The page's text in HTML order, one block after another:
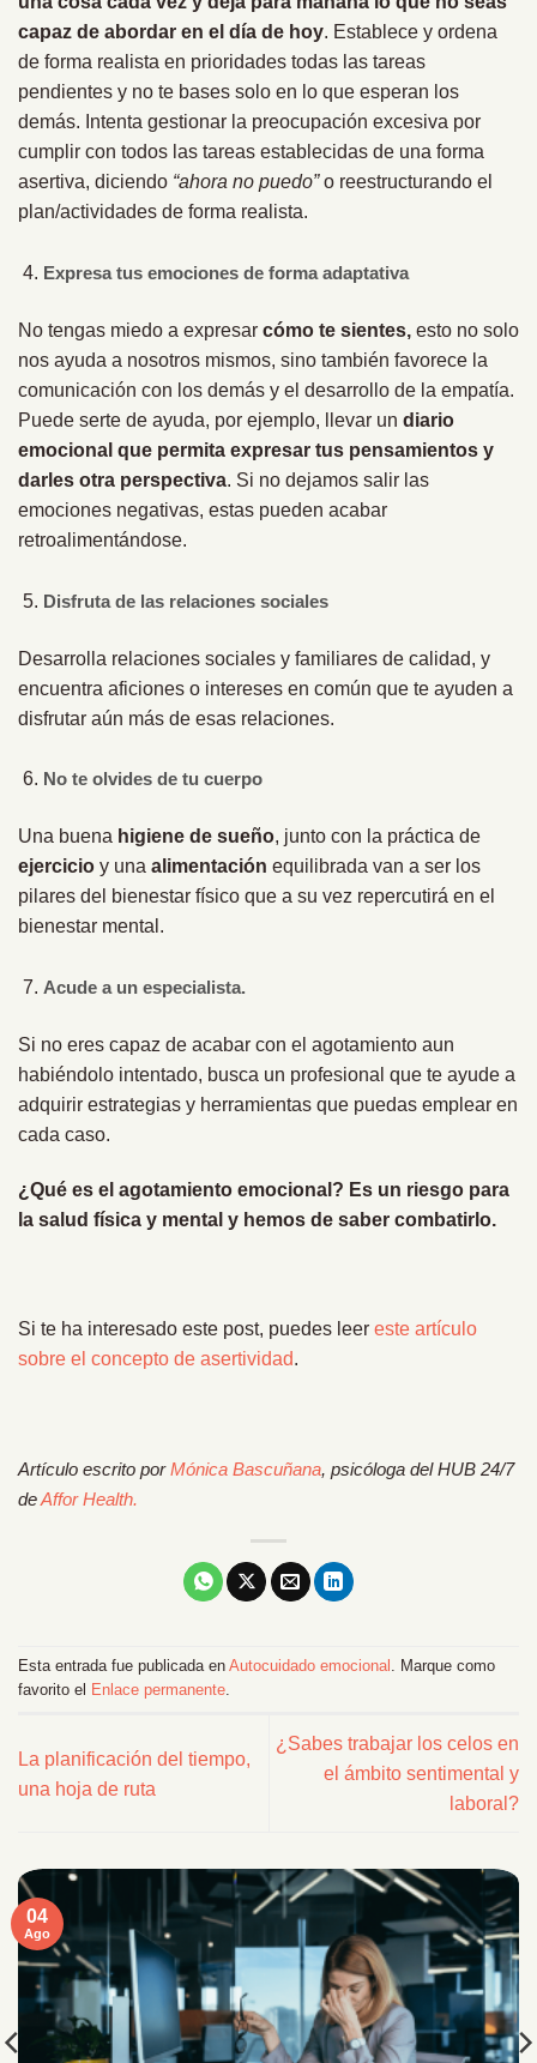
capaz de abordar en el día de hoy. Establece y ordena
de forma realista en prioridades todas las tareas
pendientes y no te bases solo en lo que esperan los
demás. Intenta gestionar la preocupación excesiva por
cumplir con todos las tareas establecidas de una forma
asertiva, diciendo “ahora no puedo”o reestructurando el
plan/actividades de forma realista.
Expresa tus emociones de forma adaptativa
No tengas miedo a expresar cómo te sientes, esto no solo
nos ayuda a nosotros mismos, sino también favorece la
comunicación con los demás y el desarrollo de la empatía.
Puede serte de ayuda, por ejemplo, llevar un diario
emocional que permita expresar tus pensamientos y
darles otra perspectiva. Si no dejamos salir las
emociones negativas, estas pueden acabar
retroalimentándose.
Disfruta de las relaciones sociales
Desarrolla relaciones sociales y familiares de calidad, y
encuentra aficiones o intereses en común que te ayuden a
disfrutar aún más de esas relaciones.
No te olvides de tu cuerpo
Una buena higiene de sueño, junto con la práctica de
ejercicio y una alimentación equilibrada van a ser los
pilares del bienestar físico que a su vez repercutirá en el
bienestar mental.
Acude a un especialista.
Si no eres capaz de acabar con el agotamiento aun
habiéndolo intentado, busca un profesional que te ayude a
adquirir estrategias y herramientas que puedas emplear en
cada caso.
¿Qué es el agotamiento emocional? Es un riesgo para
la salud física y mental y hemos de saber combatirlo.
Si te ha interesado este post, puedes leer este artículo
sobre el concepto de asertividad.
Artículo escrito porMónica Bascuñana, psicóloga del HUB 24/7
deAffor Health.
Esta entrada fue publicada en Autocuidado emocional . Marque como
favorito el Enlace permanente.
La planificación del tiempo,
una hoja de ruta
¿Sabes trabajar los celos en
el ámbito sentimental y
laboral?
04
Ago